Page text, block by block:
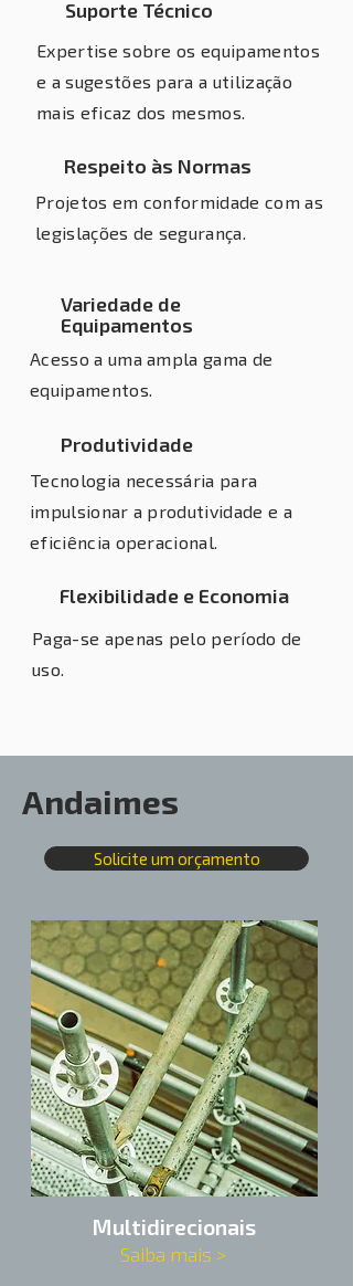
Suporte Técnico
Expertise sobre os equipamentos
e a sugestões para a utilização
mais eficaz dos mesmos.
Respeito às Normas
Projetos em conformidade com as
legislações de segurança.
Variedade de
Equipamentos
Acesso a uma ampla gama de
equipamentos.
Produtividade
Tecnologia necessária para
impulsionar a produtividade e a
eficiência operacional.
Flexibilidade e Economia
Paga-se apenas pelo período de
uso.
Andaimes
Solicite um orçamento
Multidirecionais
Saiba mais >